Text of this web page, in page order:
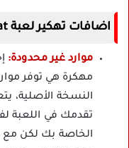
اضافات تهكير لعبة Pixel Combat مهكرة
موارد غير محدودة:
مهكرة هي توفر
النسخة الأصلية،
تقدمك في اللعبة
الخاصة بك لكن مع